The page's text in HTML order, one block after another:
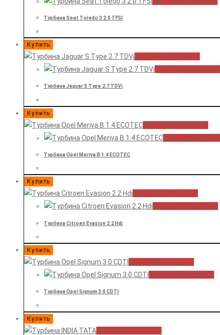
Турбина Seat Tоledo 3 2.0 TFSI
Купить
Быстрый просмотр
Быстрый просмотр
Турбина Jaguar S Type 2.7 TDVi
Купить
Быстрый просмотр
Быстрый
Турбина Opel Meriva B 1.4 ECOTEC
Купить
Быстрый просмотр
Быстрый просмотр
Турбина Citroen Evasion 2.2 Hdi
Купить
Быстрый просмотр
Быстрый просмотр
Турбина Opel Signum 3.0 CDTI
Купить
Быстрый просмотр